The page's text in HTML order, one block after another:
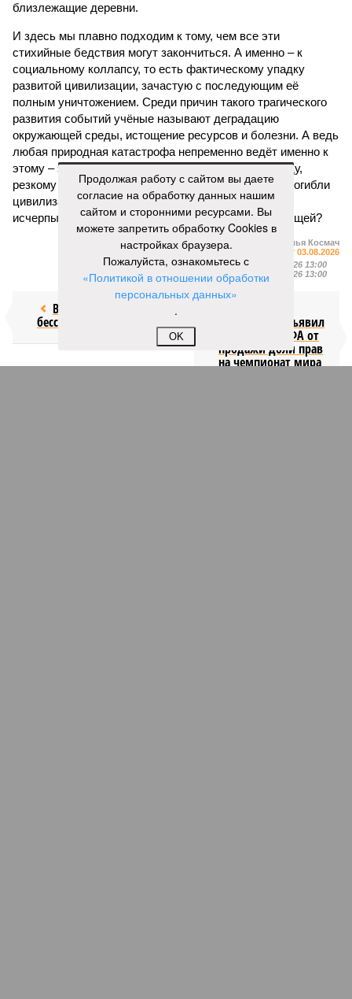
близлежащие деревни.
И здесь мы плавно подходим к тому, чем все эти
стихийные бедствия могут закончиться. А именно – к
социальному коллапсу, то есть фактическому упадку
развитой цивилизации, зачастую с последующим её
полным уничтожением. Среди причин такого трагического
развития событий учёные называют деградацию
окружающей среды, истощение ресурсов и болезни. А ведь
любая природная катастрофа непременно ведёт именно к
этому – экономическому кризису, эпидемиям, голоду,
резкому сокращению численности населения. Так погибли
цивилизации шумеров, майя, кхмеров – список не
исчерпывающий. Какая цивилизация будет следующей?
Илья Космач
Газета«Наша версия» №29 от 03.08.2026
Опубликовано:
05.08.2026 13:00
Отредактировано:
05.08.2026 13:00
Возраст
бессмертия отступил и объявил
об отказе ФИФА от
продажи доли прав
на чемпионат мира
Продолжая работу с сайтом вы даете
согласие на обработку данных нашим
сайтом и сторонними ресурсами. Вы
можете запретить обработку Cookies в
настройках браузера.
Пожалуйста, ознакомьтесь с
«Политикой в отношении обработки
персональных данных»
.
OK